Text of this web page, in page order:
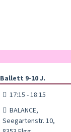
Ballett 9-10 J.
17:15 - 18:15
BALANCE,
Seegartenstr. 10,